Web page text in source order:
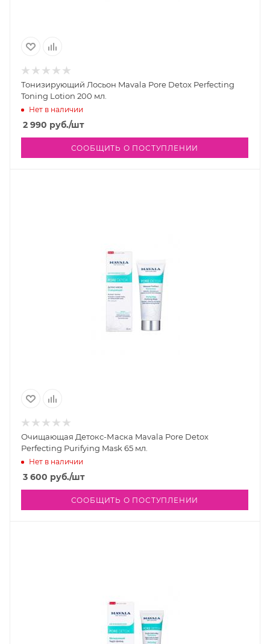
Тонизирующий Лосьон Mavala Pore Detox Perfecting
Toning Lotion 200 мл.
Нет в наличии
2 990 руб./шт
СООБЩИТЬ О ПОСТУПЛЕНИИ
Очищающая Детокс-Маска Mavala Pore Detox
Perfecting Purifying Mask 65 мл.
Нет в наличии
3 600 руб./шт
СООБЩИТЬ О ПОСТУПЛЕНИИ